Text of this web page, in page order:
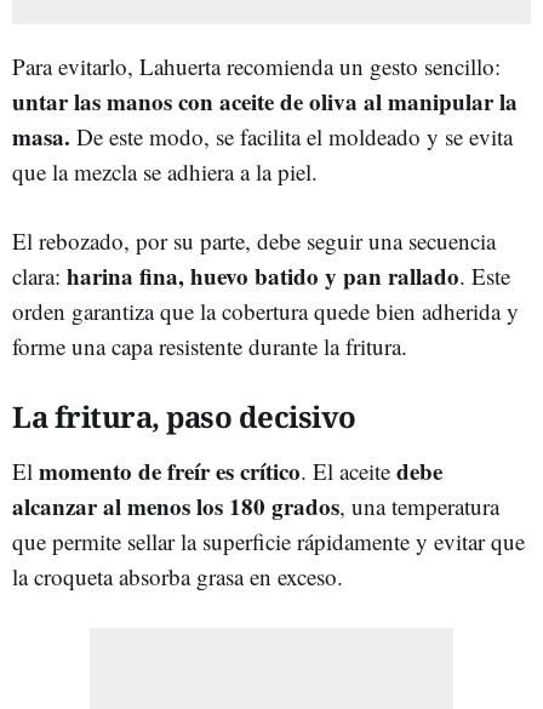
Para evitarlo, Lahuerta recomienda un gesto sencillo:
untar las manos con aceite de oliva al manipular la
masa. De este modo, se facilita el moldeado y se evita
que la mezcla se adhiera a la piel.
El rebozado, por su parte, debe seguir una secuencia
clara: harina fina, huevo batido y pan rallado. Este
orden garantiza que la cobertura quede bien adherida y
forme una capa resistente durante la fritura.
La fritura, paso decisivo
El momento de freír es crítico. El aceite debe
alcanzar al menos los 180 grados, una temperatura
que permite sellar la superficie rápidamente y evitar que
la croqueta absorba grasa en exceso.